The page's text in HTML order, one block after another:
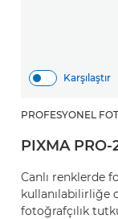
Karşılaştır
PROFESYONEL
PIXMA PRO-
Canlı renklerde
kullanılabilirliğe
fotoğrafçılık